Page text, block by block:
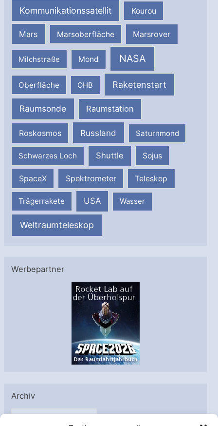
Kommunikationssatellit Kourou
Mars Marsoberfläche Marsrover
Milchstraße Mond NASA
Oberfläche OHB Raketenstart
Raumsonde Raumstation
Roskosmos Russland Saturnmond
Schwarzes Loch Shuttle Sojus
SpaceX Spektrometer Teleskop
Trägerrakete USA Wasser
Weltraumteleskop
Werbepartner
Archiv
A